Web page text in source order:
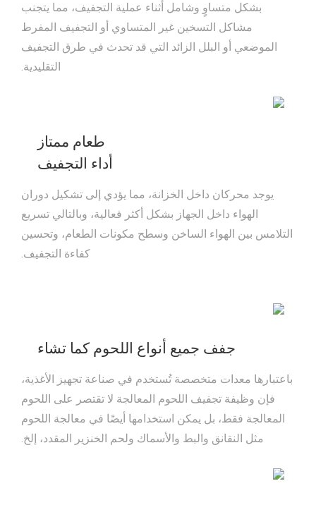
بشكل متساوٍ وشامل أثناء عملية التجفيف، مما يتجنب
مشاكل التسخين غير المتساوي أو التجفيف المفرط
الموضعي أو البلل الزائد التي قد تحدث في طرق التجفيف
التقليدية.
طعام ممتاز
أداء التجفيف
يوجد محركان داخل الخزانة، مما يؤدي إلى تشكيل دوران
الهواء داخل الجهاز بشكل أكثر فعالية، وبالتالي تسريع
التلامس بين الهواء الساخن وسطح مكونات الطعام، وتحسين
كفاءة التجفيف.
جفف جميع أنواع اللحوم كما تشاء
باعتبارها معدات متخصصة تُستخدم في صناعة تجهيز الأغذية،
فإن وظيفة تجفيف اللحوم المعالجة لا تقتصر على اللحوم
المعالجة فقط، بل يمكن استخدامها أيضًا في معالجة اللحوم
مثل النقانق والبط والأسماك ولحم الخنزير المقدد، إلخ.